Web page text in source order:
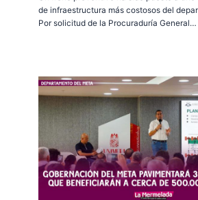
de infraestructura más costosos del
Por solicitud de la Procuraduría General…